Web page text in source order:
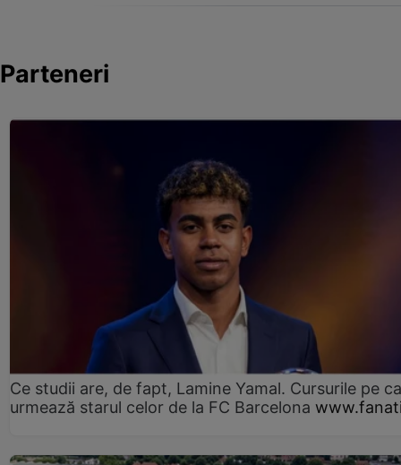
Parteneri
Ce studii are, de fapt, Lamine Yamal. Cursurile pe
urmează starul celor de la FC Barcelona